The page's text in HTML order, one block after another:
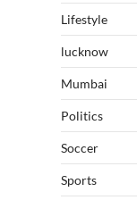
Lifestyle
lucknow
Mumbai
Politics
Soccer
Sports